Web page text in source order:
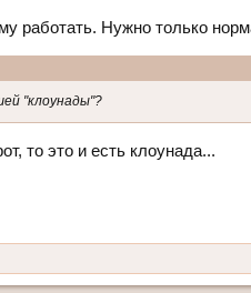
работать. Нужно только
"клоунады"?
то это и есть клоунада...